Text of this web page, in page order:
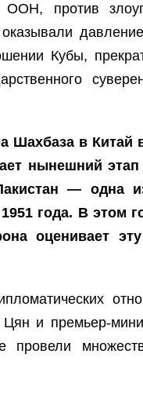
против
Кубы,
в Китай
нынешний этап
— одна
года. В этом
оценивает
и премьер-